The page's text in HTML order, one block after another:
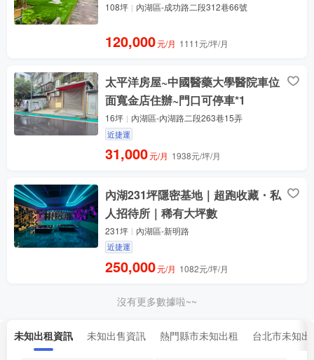
108坪 內湖區-成功路二段312巷66號
120,000元/月 1111元/坪/月
太平洋房屋~中國醫藥大學醫院車位
面寬金店住辦~門口可停車*1
16坪 內湖區-內湖路二段263巷15弄
近捷運
31,000元/月 1938元/坪/月
內湖231坪隱密基地｜超跑收藏・私
人招待所｜稀有大坪數
231坪 內湖區-新明路
近捷運
250,000元/月 1082元/坪/月
沒有更多數據啦~~
未知出租資訊 未知出售資訊 熱門縣市未知出租 台北市未知出